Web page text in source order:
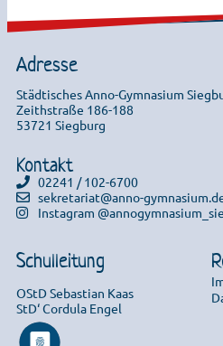
Adresse
Städtisches Anno-Gymnasium
Zeithstraße 186-188
53721 Siegburg
Kontakt
02241 / 102-6700
sekretariat@anno-
Instagram
Schulleitung
OStD Sebastian Kaas
StD‘ Cordula Engel